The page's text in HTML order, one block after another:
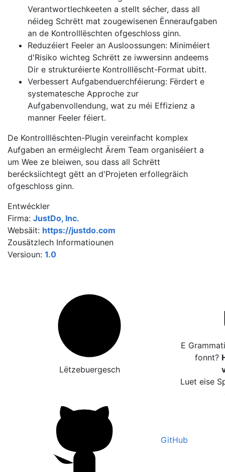
Verantwortlechkeeten a stellt sécher, dass all
néideg Schrëtt mat zougewisenen Ënneraufgaben
an de Kontrolllëschten ofgeschloss ginn.
Reduzéiert Feeler an Ausloossungen: Miniméiert
d'Risiko wichteg Schrëtt ze iwwersinn andeems
Dir e strukturéierte Kontrolllëscht-Format ubitt.
Verbessert Aufgabenduerchféierung: Fërdert e
systematesche Approche zur
Aufgabenvollendung, wat zu méi Effizienz a
manner Feeler féiert.
De Kontrolllëschten-Plugin vereinfacht komplex
Aufgaben an erméiglecht Ärem Team organiséiert a
um Wee ze bleiwen, sou dass all Schrëtt
berécksiichtegt gëtt an d'Projeten erfollegräich
ofgeschloss ginn.
Entwéckler
Firma: JustDo, Inc.
Websäit: https://justdo.com
Zousätzlech Informatiounen
Versioun: 1.0
Lëtzebuergesch
E
fonnt?
Luet eise
GitHub